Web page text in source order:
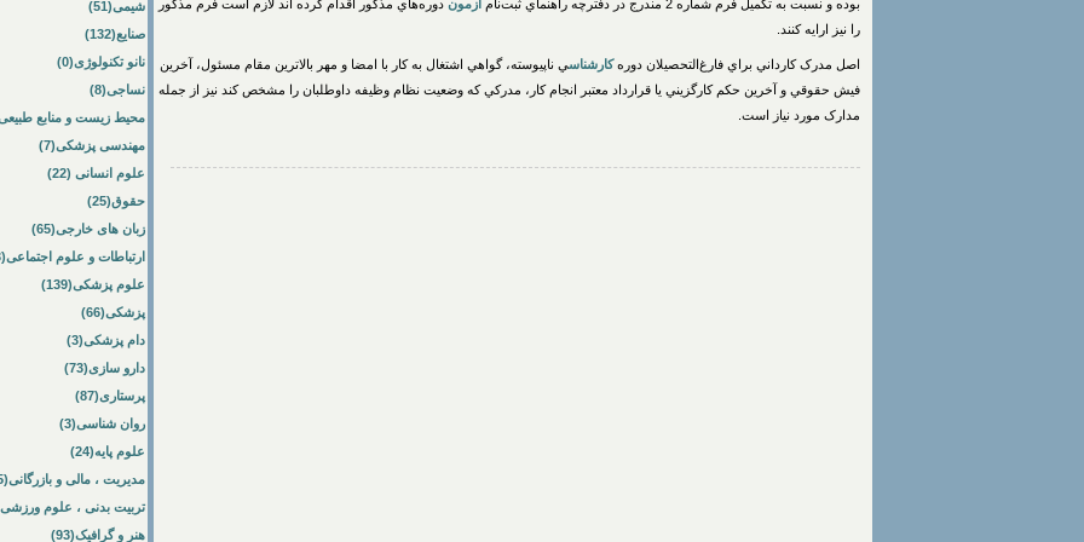
بوده و نسبت به تكميل فرم شماره 2 مندرج در دفترچه راهنماي ثبت‌نام آزمون دوره‌هاي مذكور اقدام کرده اند لازم است فرم مذكور
را نيز ارايه کنند.
اصل مدرک کارداني براي فارغ‌التحصيلان دورهکارشناسي ناپيوسته، گواهي اشتغال به كار با امضا و مهر بالاترين مقام مسئول، آخرين
فيش حقوقي و آخرين حكم كارگزيني يا قرارداد معتبر انجام كار، مدركي كه وضعيت نظام وظيفه داوطلبان را مشخص کند نیز از جمله
مدارک مورد نیاز است.
شیمی(51)
صنایع(132)
نانو تکنولوژی(0)
نساجی(8)
محیط زیست و منابع
مهندسی پزشکی(7)
علوم انسانی (22)
حقوق(25)
زبان های خارجی(65)
ارتباطات و علوم اجتماعی(3)
علوم پزشکی(139)
پزشکی(66)
دام پزشکی(3)
دارو سازی(73)
پرستاری(87)
روان شناسی(3)
علوم پایه(24)
مدیریت ، مالی و بازرگانی(385)
تربیت بدنی ، علوم
هنر و گرافیک(93)